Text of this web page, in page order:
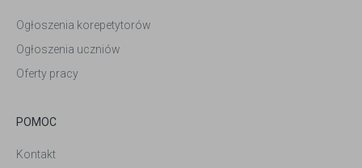
Ogłoszenia korepetytorów
Ogłoszenia uczniów
Oferty pracy
POMOC
Kontakt